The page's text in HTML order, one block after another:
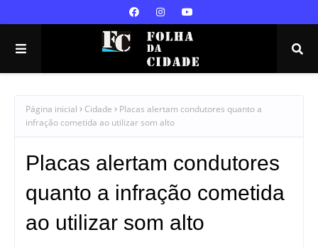
Página inicial Cidade
Placas alertam condutores quanto a
infração cometida ao utilizar som alto
Placas alertam condutores
quanto a infração cometida
ao utilizar som alto